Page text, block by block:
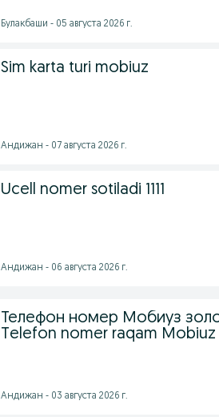
Булакбаши - 05 августа 2026 г.
Sim karta turi mobiuz
Андижан - 07 августа 2026 г.
Ucell nomer sotiladi 1111
Андижан - 06 августа 2026 г.
Телефон номер Мобиуз
Telefon nomer raqam Mobiuz
Андижан - 03 августа 2026 г.